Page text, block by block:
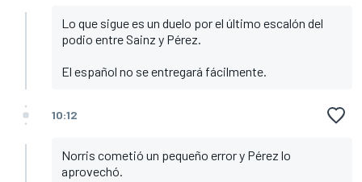
Lo que sigue es un duelo por el último escalón del
podio entre Sainz y Pérez.
El español no se entregará fácilmente.
10:12
Norris cometió un pequeño error y Pérez lo
aprovechó.